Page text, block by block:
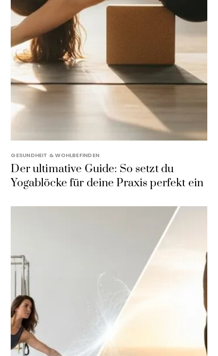
GESUNDHEIT & WOHLBEFINDEN
Der ultimative Guide: So setzt du
Yogablöcke für deine Praxis perfekt ein